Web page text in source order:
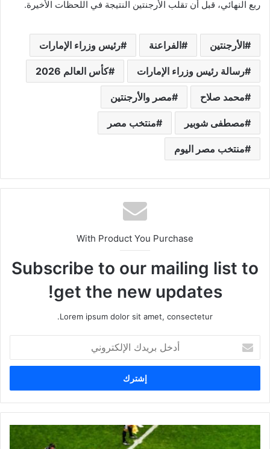
ربع النهائي، قبل أن تقلب الأرجنتين النتيجة في اللحظات الأخيرة.
الأرجنتين الفراعنة رئيس وزراء الإمارات
رسالة رئيس وزراء الإمارات كأس العالم 2026
محمد صلاح مصر والأرجنتين
مصطفى شوبير منتخب مصر
منتخب مصر اليوم
With Product You Purchase
Subscribe to our mailing list to
get the new updates!
Lorem ipsum dolor sit amet, consectetur.
خ
ب
ر